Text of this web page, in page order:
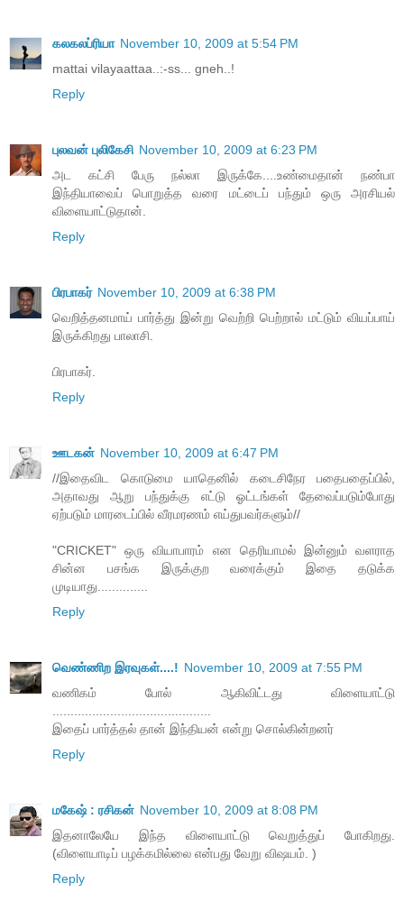
கலகலப்ரியா November 10, 2009 at 5:54 PM
mattai vilayaattaa..:-ss... gneh..!
Reply
புலவன் புலிகேசி November 10, 2009 at 6:23 PM
அட கட்சி பேரு நல்லா இருக்கே....உண்மைதான் நண்பா
இந்தியாவைப் பொறுத்த வரை மட்டைப் பந்தும் ஒரு அரசியல்
விளையாட்டுதான்.
Reply
பிரபாகர் November 10, 2009 at 6:38 PM
வெறித்தனமாய் பார்த்து இன்று வெற்றி பெற்றால் மட்டும் வியப்பாய்
இருக்கிறது பாலாசி.
பிரபாகர்.
Reply
ஊடகன் November 10, 2009 at 6:47 PM
//இதைவிட கொடுமை யாதெனில் கடைசிநேர பதைபதைப்பில்,
அதாவது ஆறு பந்துக்கு எட்டு ஓட்டங்கள் தேவைப்படும்போது
ஏற்படும் மாரடைப்பில் வீரமரணம் எய்துபவர்களும்//
"CRICKET" ஒரு வியாபாரம் என தெரியாமல் இன்னும் வளராத
சின்ன பசங்க இருக்குற வரைக்கும் இதை தடுக்க
முடியாது..............
Reply
வெண்ணிற இரவுகள்....! November 10, 2009 at 7:55 PM
வணிகம் போல் ஆகிவிட்டது விளையாட்டு
............................................
இதைப் பார்த்தல் தான் இந்தியன் என்று சொல்கின்றனர்
Reply
மகேஷ் : ரசிகன் November 10, 2009 at 8:08 PM
இதனாலேயே இந்த விளையாட்டு வெறுத்துப் போகிறது.
(விளையாடிப் பழக்கமில்லை என்பது வேறு விஷயம். )
Reply